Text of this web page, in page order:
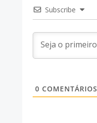
Subscribe
0 COMENTÁRIOS